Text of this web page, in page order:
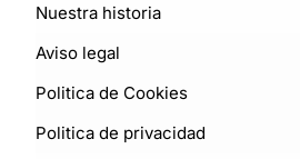
Nuestra historia
Aviso legal
Politica de Cookies
Politica de privacidad